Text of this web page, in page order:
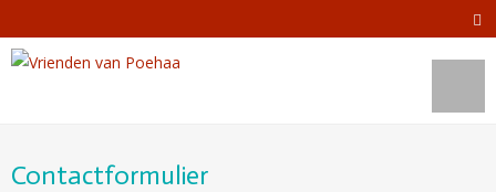
Contactformulier